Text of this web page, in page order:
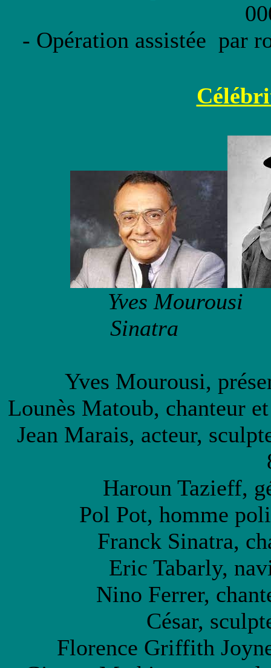
- Opération assistée par
Yves
Sinatra
Yves Mourousi,
Lounès Matoub, chanteur
Jean Marais, acteur,
Haroun Tazieff,
Pol Pot, homme
Franck Sinatra,
Eric Tabarly,
Nino Ferrer,
César,
Florence Griffith